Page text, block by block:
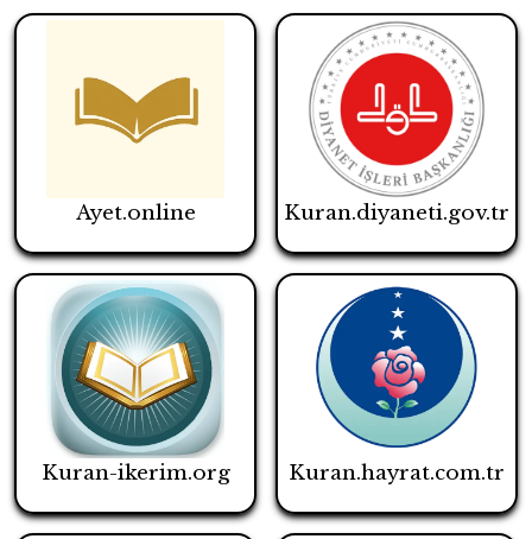
Ayet.online Kuran.diyaneti.gov.tr
Kuran-ikerim.org Kuran.hayrat.com.tr